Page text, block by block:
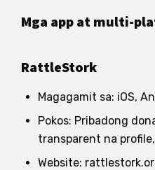
Mga app at multi-
RattleStork
Magagamit sa: iOS,
Pokos: Pribadong
transparent na
Website: